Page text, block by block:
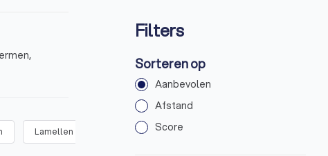
Lamellen Jaloezieën
Filters
Sorteren op
Aanbevolen
Afstand
Score